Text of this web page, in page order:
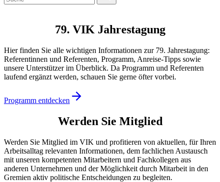
79. VIK Jahrestagung
Hier finden Sie alle wichtigen Informationen zur 79. Jahrestagung:
Referentinnen und Referenten, Programm, Anreise-Tipps sowie
unsere Unterstützer im Überblick. Da Programm und Referenten
laufend ergänzt werden, schauen Sie gerne öfter vorbei.
Programm entdecken
Werden Sie Mitglied
Werden Sie Mitglied im VIK und profitieren von aktuellen, für Ihren
Arbeitsalltag relevanten Informationen, dem fachlichen Austausch
mit unseren kompetenten Mitarbeitern und Fachkollegen aus
anderen Unternehmen und der Möglichkeit durch Mitarbeit in den
Gremien aktiv politische Entscheidungen zu begleiten.